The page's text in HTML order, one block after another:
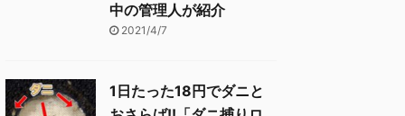
中の管理人が紹介
2021/4/7
1日たった18円でダニと